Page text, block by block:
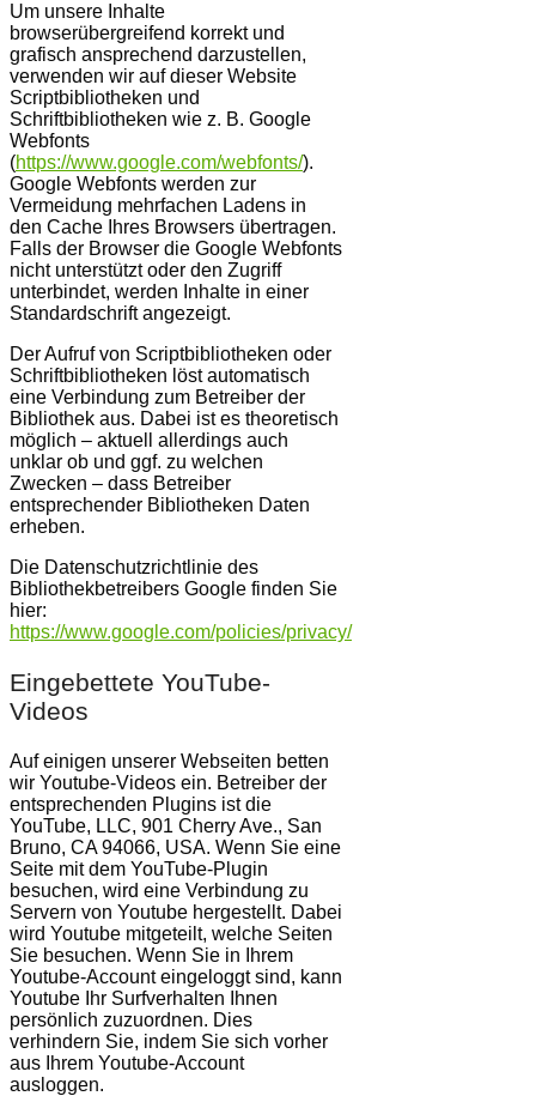
Um unsere Inhalte
browserübergreifend korrekt und
grafisch ansprechend darzustellen,
verwenden wir auf dieser Website
Scriptbibliotheken und
Schriftbibliotheken wie z. B. Google
Webfonts
(https://www.google.com/webfonts/).
Google Webfonts werden zur
Vermeidung mehrfachen Ladens in
den Cache Ihres Browsers übertragen.
Falls der Browser die Google Webfonts
nicht unterstützt oder den Zugriff
unterbindet, werden Inhalte in einer
Standardschrift angezeigt.
Der Aufruf von Scriptbibliotheken oder
Schriftbibliotheken löst automatisch
eine Verbindung zum Betreiber der
Bibliothek aus. Dabei ist es theoretisch
möglich – aktuell allerdings auch
unklar ob und ggf. zu welchen
Zwecken – dass Betreiber
entsprechender Bibliotheken Daten
erheben.
Die Datenschutzrichtlinie des
Bibliothekbetreibers Google finden Sie
hier:
https://www.google.com/policies/privacy/
Eingebettete YouTube-
Videos
Auf einigen unserer Webseiten betten
wir Youtube-Videos ein. Betreiber der
entsprechenden Plugins ist die
YouTube, LLC, 901 Cherry Ave., San
Bruno, CA 94066, USA. Wenn Sie eine
Seite mit dem YouTube-Plugin
besuchen, wird eine Verbindung zu
Servern von Youtube hergestellt. Dabei
wird Youtube mitgeteilt, welche Seiten
Sie besuchen. Wenn Sie in Ihrem
Youtube-Account eingeloggt sind, kann
Youtube Ihr Surfverhalten Ihnen
persönlich zuzuordnen. Dies
verhindern Sie, indem Sie sich vorher
aus Ihrem Youtube-Account
ausloggen.